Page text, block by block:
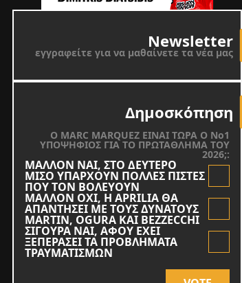
Newsletter
εγγραφείτε για να μαθαίνετε τα νέα μας
Δημοσκόπηση
O MARC MARQUEZ ΕΙΝΑΙ ΤΩΡΑ Ο Νο1
ΥΠΟΨΗΦΙΟΣ ΓΙΑ ΤΟ ΠΡΩΤΑΘΛΗΜΑ ΤΟΥ
2026;:
ΜΑΛΛΟΝ ΝΑΙ, ΣΤΟ ΔΕΥΤΕΡΟ
ΜΙΣΟ ΥΠΑΡΧΟΥΝ ΠΟΛΛΕΣ ΠΙΣΤΕΣ
ΠΟΥ ΤΟΝ ΒΟΛΕΥΟΥΝ
ΜΑΛΛΟΝ ΟΧΙ, Η APRILIA ΘΑ
ΑΠΑΝΤΗΣΕΙ ΜΕ ΤΟΥΣ ΔΥΝΑΤΟΥΣ
MARTIN, OGURA KAI BEZZECCHI
ΣΙΓΟΥΡΑ ΝΑΙ, ΑΦΟΥ ΕΧΕΙ
ΞΕΠΕΡΑΣΕΙ ΤΑ ΠΡΟΒΛΗΜΑΤΑ
ΤΡΑΥΜΑΤΙΣΜΩΝ